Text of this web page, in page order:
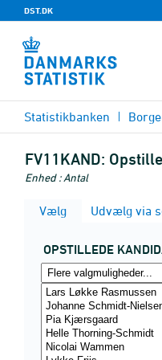
DST.DK
Statistikbanken
FV11KAND:
Enhed : Antal
Vælg
Udvælg via
OPSTILLEDE